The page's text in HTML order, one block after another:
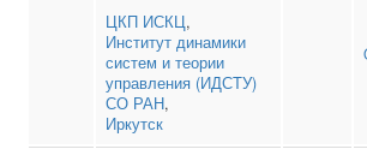
ЦКП ИСКЦ,
Институт динамики
систем и теории
управления (ИДСТУ)
СО РАН,
Иркутск